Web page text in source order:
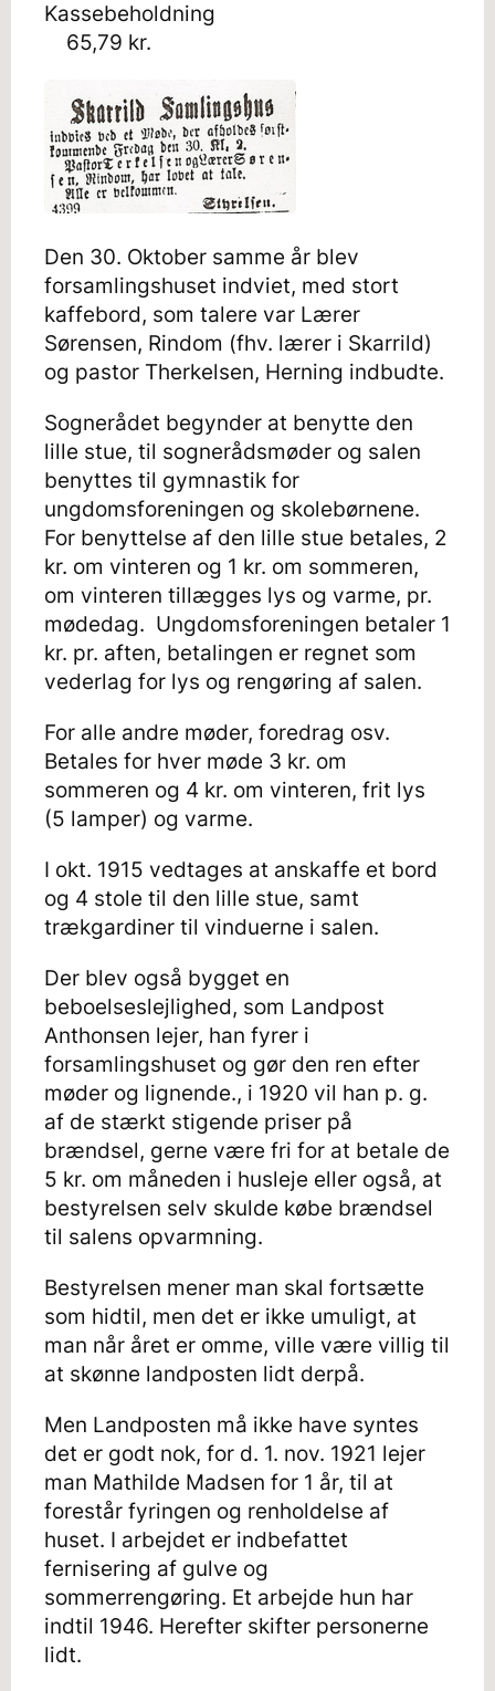
Kassebeholdning
65,79 kr.
Den 30. Oktober samme år blev
forsamlingshuset indviet, med stort
kaffebord, som talere var Lærer
Sørensen, Rindom (fhv. lærer i Skarrild)
og pastor Therkelsen, Herning indbudte.
Sognerådet begynder at benytte den
lille stue, til sognerådsmøder og salen
benyttes til gymnastik for
ungdomsforeningen og skolebørnene.
For benyttelse af den lille stue betales, 2
kr. om vinteren og 1 kr. om sommeren,
om vinteren tillægges lys og varme, pr.
mødedag. Ungdomsforeningen betaler 1
kr. pr. aften, betalingen er regnet som
vederlag for lys og rengøring af salen.
For alle andre møder, foredrag osv.
Betales for hver møde 3 kr. om
sommeren og 4 kr. om vinteren, frit lys
(5 lamper) og varme.
I okt. 1915 vedtages at anskaffe et bord
og 4 stole til den lille stue, samt
trækgardiner til vinduerne i salen.
Der blev også bygget en
beboelseslejlighed, som Landpost
Anthonsen lejer, han fyrer i
forsamlingshuset og gør den ren efter
møder og lignende., i 1920 vil han p. g.
af de stærkt stigende priser på
brændsel, gerne være fri for at betale de
5 kr. om måneden i husleje eller også, at
bestyrelsen selv skulde købe brændsel
til salens opvarmning.
Bestyrelsen mener man skal fortsætte
som hidtil, men det er ikke umuligt, at
man når året er omme, ville være villig til
at skønne landposten lidt derpå.
Men Landposten må ikke have syntes
det er godt nok, for d. 1. nov. 1921 lejer
man Mathilde Madsen for 1 år, til at
forestår fyringen og renholdelse af
huset. I arbejdet er indbefattet
fernisering af gulve og
sommerrengøring. Et arbejde hun har
indtil 1946. Herefter skifter personerne
lidt.